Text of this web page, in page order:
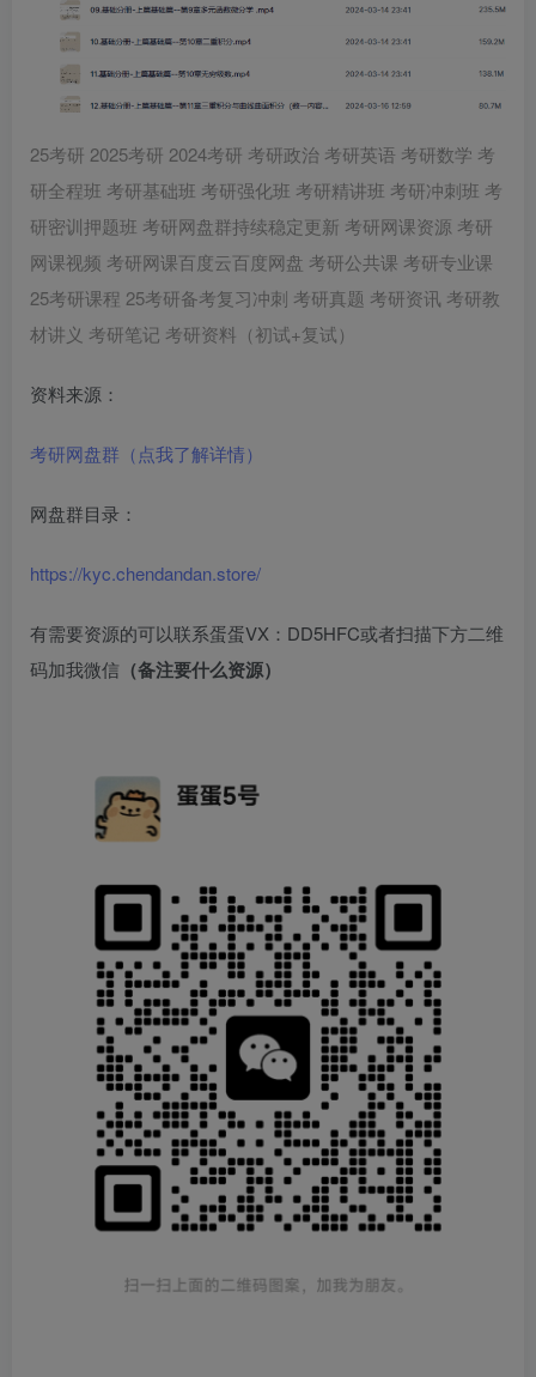
25考研 2025考研 2024考研 考研政治 考研英语 考研数学 考
研全程班 考研基础班 考研强化班 考研精讲班 考研冲刺班 考
研密训押题班 考研网盘群持续稳定更新 考研网课资源 考研
网课视频 考研网课百度云百度网盘 考研公共课 考研专业课
25考研课程 25考研备考复习冲刺 考研真题 考研资讯 考研教
材讲义 考研笔记 考研资料（初试+复试）
资料来源：
考研网盘群（点我了解详情）
网盘群目录：
https://kyc.chendandan.store/
有需要资源的可以联系蛋蛋VX：DD5HFC或者扫描下方二维
码加我微信 （备注要什么资源）